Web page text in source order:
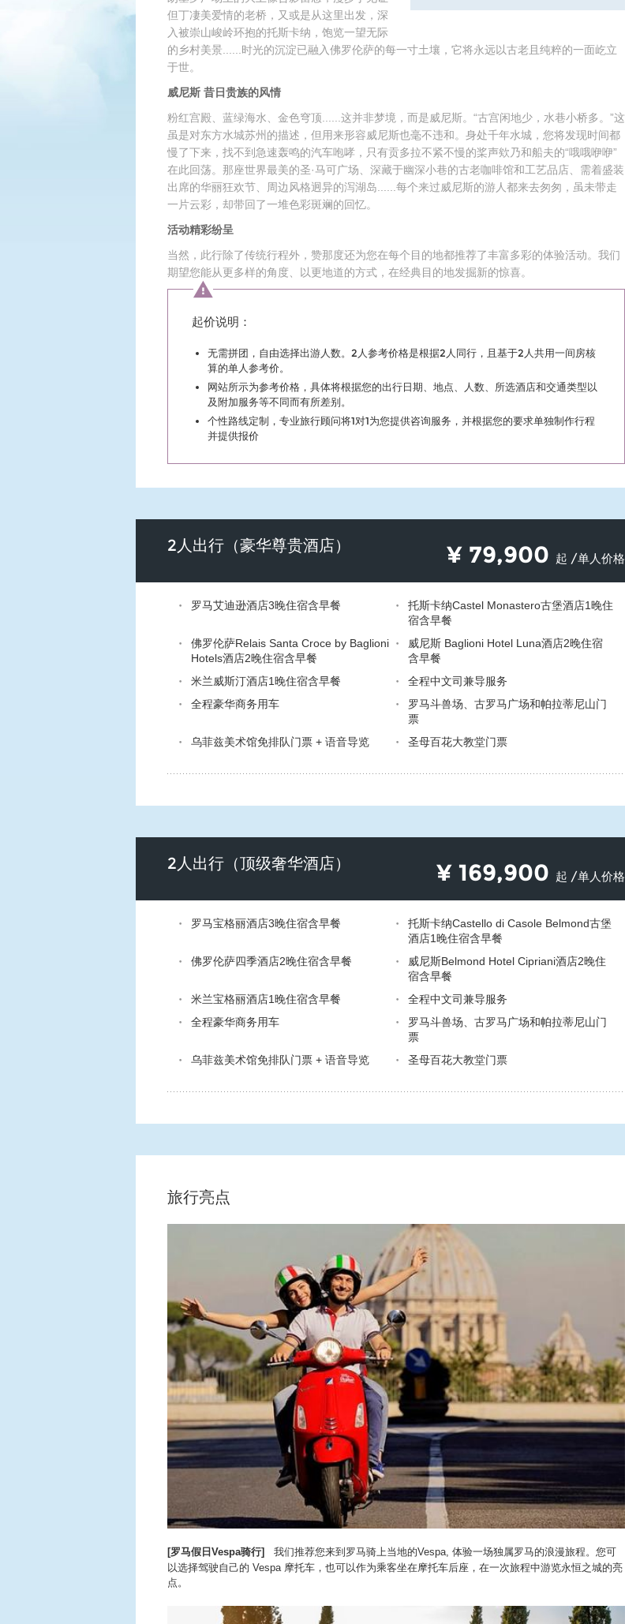
但丁凄美爱情的老桥，又或是从这里出发，深
入被崇山峻岭环抱的托斯卡纳，饱览一望无际
的乡村美景......时光的沉淀已融入佛罗伦萨的每一寸土壤，它将永远以古老且纯粹的一面屹立
于世。
威尼斯 昔日贵族的风情
粉红宫殿、蓝绿海水、金色穹顶......这并非梦境，而是威尼斯。“古宫闲地少，水巷小桥多。”这
虽是对东方水城苏州的描述，但用来形容威尼斯也毫不违和。身处千年水城，您将发现时间都
慢了下来，找不到急速轰鸣的汽车咆哮，只有贡多拉不紧不慢的桨声欸乃和船夫的“哦哦咿咿”
在此回荡。那座世界最美的圣·马可广场、深藏于幽深小巷的古老咖啡馆和工艺品店、需着盛装
出席的华丽狂欢节、周边风格迥异的泻湖岛......每个来过威尼斯的游人都来去匆匆，虽未带走
一片云彩，却带回了一堆色彩斑斓的回忆。
活动精彩纷呈
当然，此行除了传统行程外，赞那度还为您在每个目的地都推荐了丰富多彩的体验活动。我们
期望您能从更多样的角度、以更地道的方式，在经典目的地发掘新的惊喜。
起价说明：
无需拼团，自由选择出游人数。2人参考价格是根据2人同行，且基于2人共用一间房核
算的单人参考价。
网站所示为参考价格，具体将根据您的出行日期、地点、人数、所选酒店和交通类型以
及附加服务等不同而有所差别。
个性路线定制，专业旅行顾问将1对1为您提供咨询服务，并根据您的要求单独制作行程
并提供报价
2人出行（豪华尊贵酒店） ¥ 79,900 起 /单人价格
罗马艾迪逊酒店3晚住宿含早餐
托斯卡纳Castel Monastero古堡酒店1晚住
宿含早餐
佛罗伦萨Relais Santa Croce by Baglioni
Hotels酒店2晚住宿含早餐
威尼斯 Baglioni Hotel Luna酒店2晚住宿
含早餐
米兰威斯汀酒店1晚住宿含早餐
全程中文司兼导服务
全程豪华商务用车
罗马斗兽场、古罗马广场和帕拉蒂尼山门
票
乌菲兹美术馆免排队门票 + 语音导览
圣母百花大教堂门票
2人出行（顶级奢华酒店） ¥ 169,900 起 /单人价格
罗马宝格丽酒店3晚住宿含早餐
托斯卡纳Castello di Casole Belmond古堡
酒店1晚住宿含早餐
佛罗伦萨四季酒店2晚住宿含早餐
威尼斯Belmond Hotel Cipriani酒店2晚住
宿含早餐
米兰宝格丽酒店1晚住宿含早餐
全程中文司兼导服务
全程豪华商务用车
罗马斗兽场、古罗马广场和帕拉蒂尼山门
票
乌菲兹美术馆免排队门票 + 语音导览
圣母百花大教堂门票
旅行亮点
[罗马假日Vespa骑行]
我们推荐您来到罗马骑上当地的Vespa, 体验一场独属罗马的浪漫旅程。您可
以选择驾驶自己的 Vespa 摩托车，也可以作为乘客坐在摩托车后座，在一次旅程中游览永恒之城的亮
点。